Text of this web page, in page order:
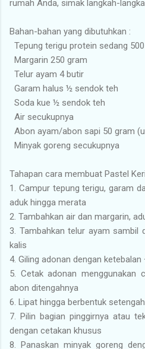
rumah Anda, simak langkah-
Bahan-bahan yang dibutuhkan :
Tepung terigu protein sedang
Margarin 250 gram
Telur ayam 4 butir
Garam halus ½ sendok teh
Soda kue ½ sendok teh
Air secukupnya
Abon ayam/abon sapi 50 gram
Minyak goreng secukupnya
Tahapan cara membuat Pastel
1. Campur tepung terigu, garam
aduk hingga merata
2. Tambahkan air dan margarin,
3. Tambahkan telur ayam sambil
kalis
4. Giling adonan dengan
5. Cetak adonan menggunakan
abon ditengahnya
6. Lipat hingga berbentuk
7. Pilin bagian pinggirnya atau
dengan cetakan khusus
8. Panaskan minyak goreng